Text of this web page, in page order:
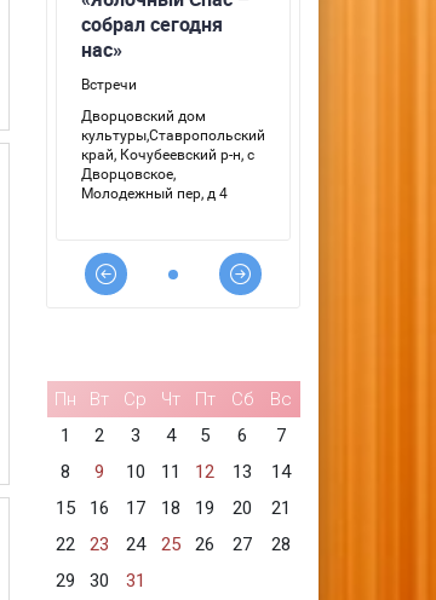
Пн Вт Ср Чт Пт Сб
Вс
1
2 3 4 5 6
7
8
9 10 11 12 13
14
15
16 17 18 19 20
21
22
23 24 25 26 27
28
29
30 31